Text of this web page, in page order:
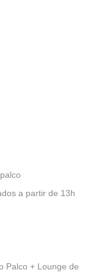
a partir de 13h
Palco + Lounge de